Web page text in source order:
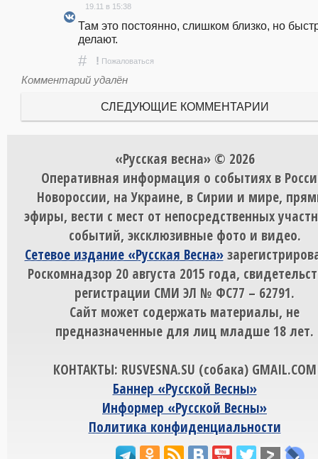
19.11 в 15:38
Там это постоянно, слишком близко, но
делают.
# ! Пожаловаться
Комментарий удалён
СЛЕДУЮЩИЕ КОММЕНТАРИИ
«Русская весна» © 2026
Оперативная информация о событиях в
Новороссии, на Украине, в Сирии и мире,
эфиры, вести с мест от непосредственных
событий, эксклюзивные фото и видео.
Сетевое издание «Русская Весна»
Роскомнадзор 20 августа 2015 года,
регистрации СМИ ЭЛ № ФС77 – 62791.
Сайт может содержать материалы, не
предназначенные для лиц младше 18 лет.
КОНТАКТЫ: RUSVESNA.SU (собака) GMAIL.COM
Баннер «Русской Весны»
Информер «Русской Весны»
Политика конфиденциальности